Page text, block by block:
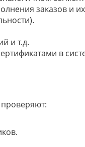
заказов и
и т.д.
в